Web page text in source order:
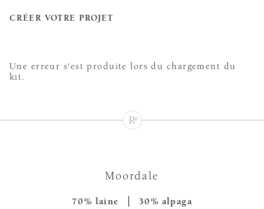
CRÉER VOTRE PROJET
Une erreur s'est produite lors du chargement du
kit.
Moordale
70% laine 30% alpaga